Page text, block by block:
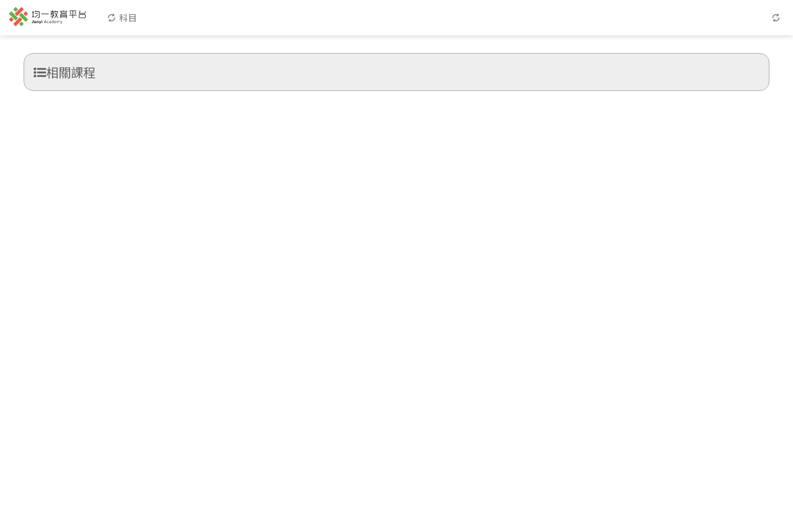
科目
相關課程